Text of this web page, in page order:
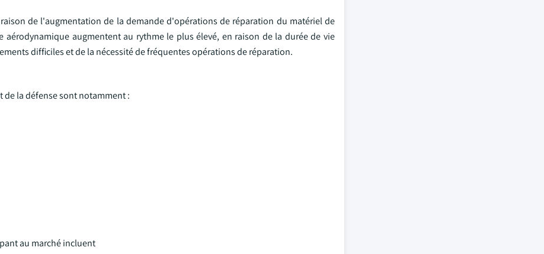
de l'augmentation de la demande d'opérations de réparation du matériel de
augmentent au rythme le plus élevé, en raison de la durée de vie
difficiles et de la nécessité de fréquentes opérations de réparation.
de la défense sont notamment :
au marché incluent